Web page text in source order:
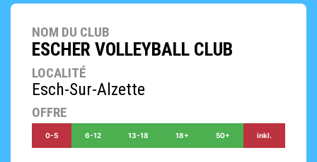
NOM DU CLUB
ESCHER VOLLEYBALL CLUB
LOCALITÉ
Esch-Sur-Alzette
OFFRE
0-5 6-12 13-18 18+ 50+ inkl.